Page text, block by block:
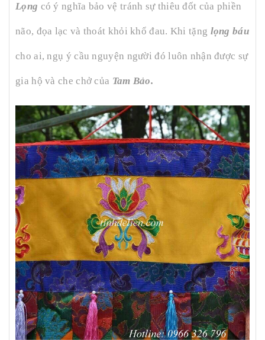
Lọng có ý nghĩa bảo vệ tránh sự thiêu đốt của phiền
não, đọa lạc và thoát khỏi khổ đau. Khi tặng lọng báu
cho ai, ngụ ý cầu nguyện người đó luôn nhận được sự
gia hộ và che chở của Tam Bảo.